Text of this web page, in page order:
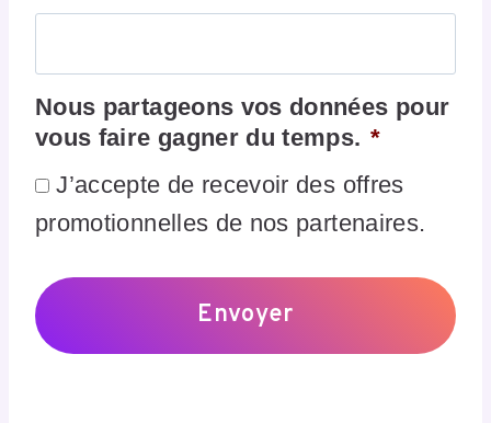
Nous partageons vos données pour
vous faire gagner du temps. *
J’accepte de recevoir des offres
promotionnelles de nos partenaires.